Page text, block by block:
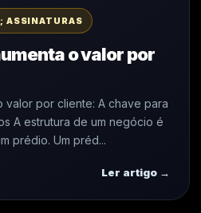
ASSINATURAS
o valor por
valor por cliente: A chave para
A estrutura de um negócio é
prédio. Um préd...
Ler artigo →